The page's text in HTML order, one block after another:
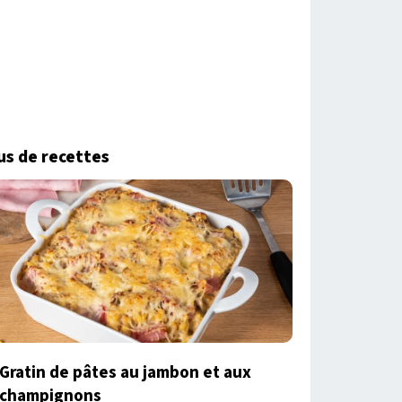
de recettes
Gratin de pâtes au jambon et aux
champignons